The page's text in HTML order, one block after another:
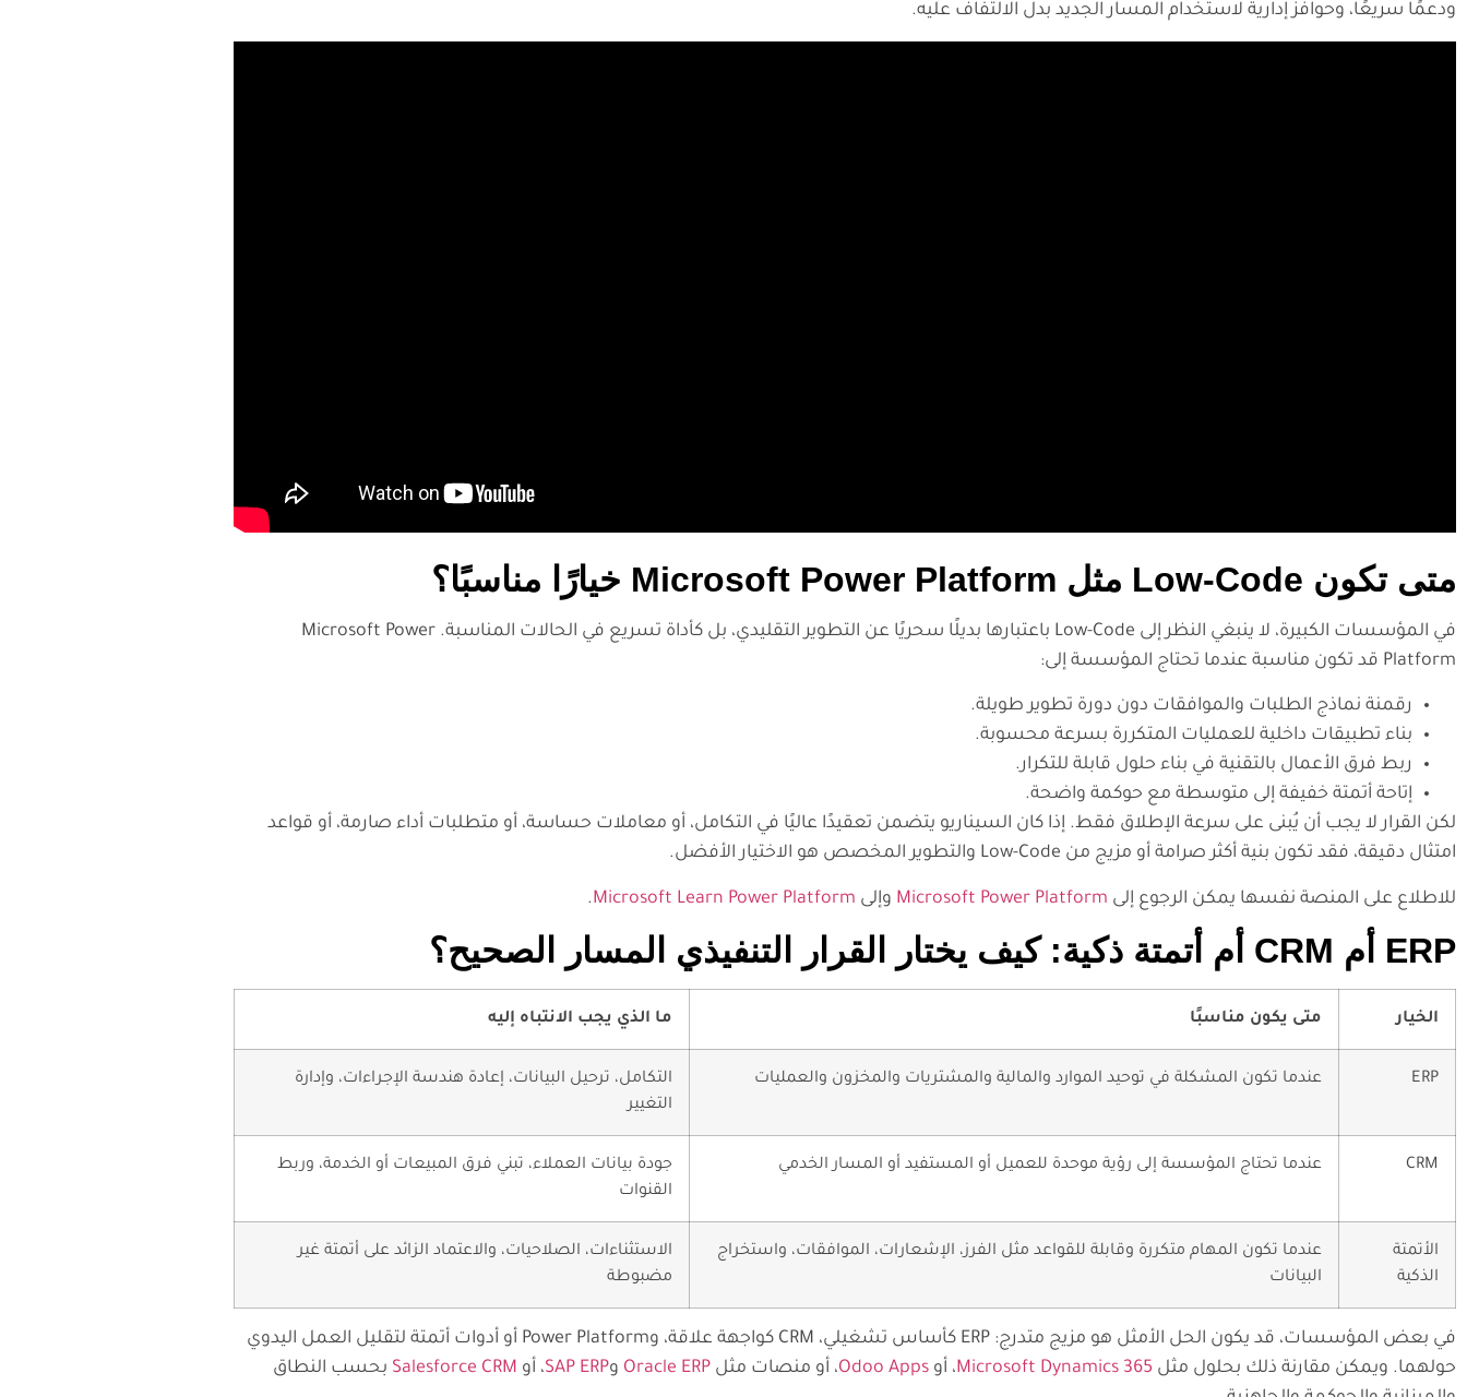
ودعمًا سريعًا، وحوافز إدارية لاستخدام المسار الجديد بدل الالتفاف عليه.
متى تكون Low-Code مثل Microsoft Power Platform خيارًا مناسبًا؟
في المؤسسات الكبيرة، لا ينبغي النظر إلى Low-Code باعتبارها بديلًا سحريًا عن التطوير التقليدي، بل كأداة تسريع في الحالات المناسبة. Microsoft Power
Platform قد تكون مناسبة عندما تحتاج المؤسسة إلى:
رقمنة نماذج الطلبات والموافقات دون دورة تطوير طويلة.
بناء تطبيقات داخلية للعمليات المتكررة بسرعة محسوبة.
ربط فرق الأعمال بالتقنية في بناء حلول قابلة للتكرار.
إتاحة أتمتة خفيفة إلى متوسطة مع حوكمة واضحة.
لكن القرار لا يجب أن يُبنى على سرعة الإطلاق فقط. إذا كان السيناريو يتضمن تعقيدًا عاليًا في التكامل، أو معاملات حساسة، أو متطلبات أداء صارمة، أو قواعد
امتثال دقيقة، فقد تكون بنية أكثر صرامة أو مزيج من Low-Code والتطوير المخصص هو الاختيار الأفضل.
للاطلاع على المنصة نفسها يمكن الرجوع إلى Microsoft Power Platform وإلى Microsoft Learn Power Platform
.
ERP أم CRM أم أتمتة ذكية: كيف يختار القرار التنفيذي المسار الصحيح؟
الخيار متى يكون مناسبًا ما الذي يجب الانتباه إليه
ERP عندما تكون المشكلة في توحيد الموارد والمالية والمشتريات والمخزون والعمليات
التكامل، ترحيل البيانات، إعادة هندسة الإجراءات، وإدارة
التغيير
CRM عندما تحتاج المؤسسة إلى رؤية موحدة للعميل أو المستفيد أو المسار الخدمي
جودة بيانات العملاء، تبني فرق المبيعات أو الخدمة، وربط
القنوات
الأتمتة
الذكية
عندما تكون المهام متكررة وقابلة للقواعد مثل الفرز، الإشعارات، الموافقات، واستخراج
البيانات
الاستثناءات، الصلاحيات، والاعتماد الزائد على أتمتة غير
مضبوطة
في بعض المؤسسات، قد يكون الحل الأمثل هو مزيج متدرج: ERP كأساس تشغيلي، CRM كواجهة علاقة، وPower Platform أو أدوات أتمتة لتقليل العمل اليدوي
حولهما. ويمكن مقارنة ذلك بحلول مثل Microsoft Dynamics 365، أو Odoo Apps، أو منصات مثل Oracle ERP وSAP ERP، أو Salesforce CRM بحسب النطاق